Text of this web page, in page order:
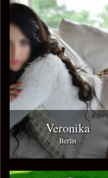
Veronika
Berlin